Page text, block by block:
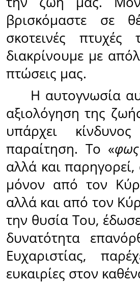
βρισκόμαστε σε
σκοτεινές
διακρίνουμε με
πτώσεις μας.
Η αυτογνωσία
αξιολόγηση της
υπάρχει
παραίτηση. Το «
αλλά και παρηγορεί,
μόνον από τον
αλλά και από τον
την θυσία Του,
δυνατότητα
Ευχαριστίας,
ευκαιρίες στον